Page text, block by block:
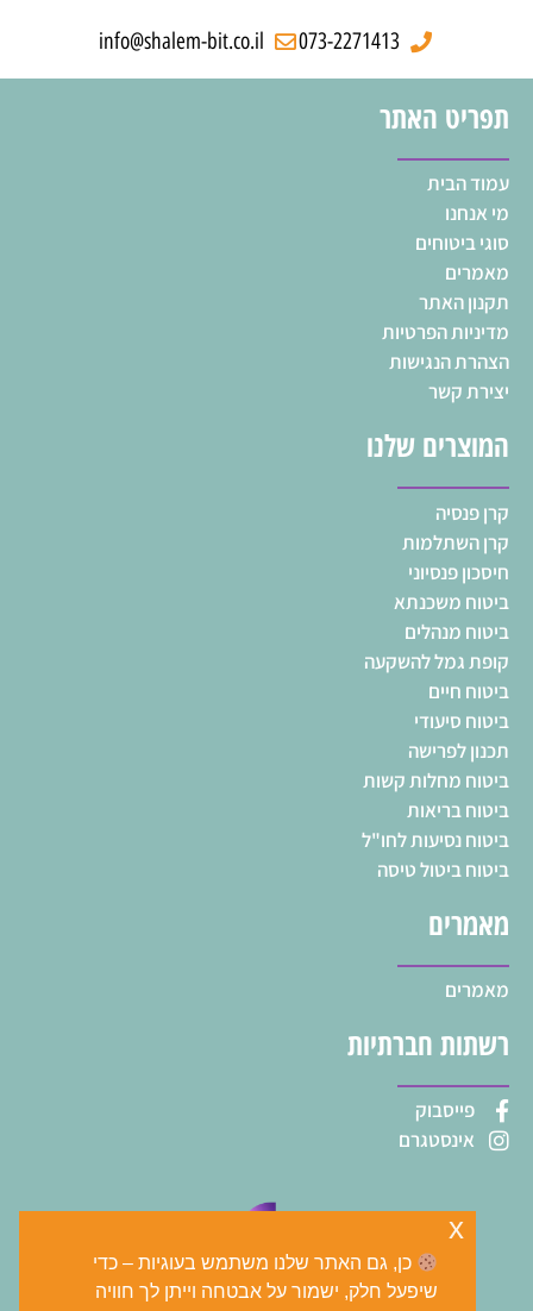
073-2271413
info@shalem-bit.co.il
כן, גם האתר שלנו משתמש בעוגיות – כדי
שיפעל חלק, ישמור על אבטחה וייתן לך חוויה
x
תפריט האתר
עמוד הבית
מי אנחנו
סוגי ביטוחים
מאמרים
תקנון האתר
מדיניות הפרטיות
הצהרת הנגישות
יצירת קשר
המוצרים שלנו
קרן פנסיה
קרן השתלמות
חיסכון פנסיוני
ביטוח משכנתא
ביטוח מנהלים
קופת גמל להשקעה
ביטוח חיים
ביטוח סיעודי
תכנון לפרישה
ביטוח מחלות קשות
ביטוח בריאות
ביטוח נסיעות לחו"ל
ביטוח ביטול טיסה
מאמרים
מאמרים
רשתות חברתיות
פייסבוק
אינסטגרם